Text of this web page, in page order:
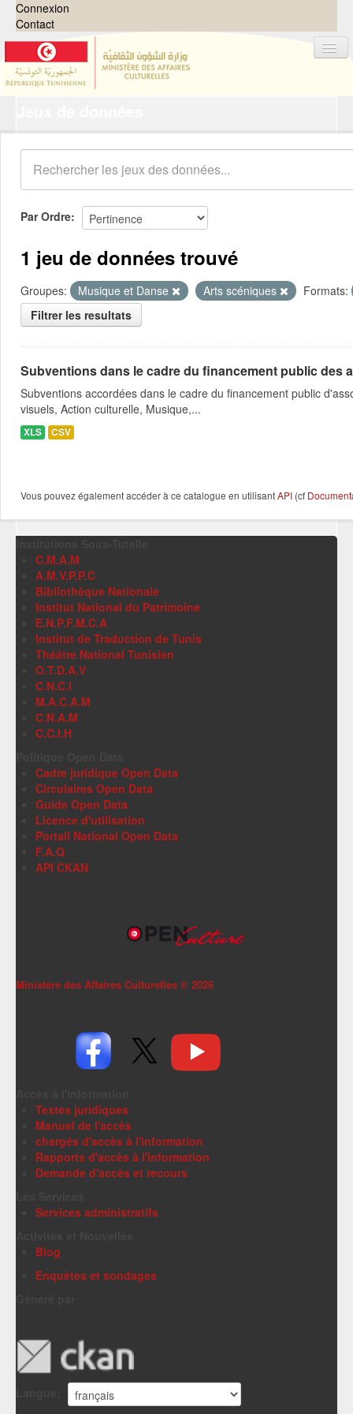
Connexion
Contact
Organisations
Groupes
Demandes 0
À propos
Par Ordre
1 jeu de données trouvé
Groupes: Musique et Danse Arts scéniques
Formats:
Filtrer les resultats
Subventions dans le cadre du financement public des
Subventions accordées dans le cadre du financement public
visuels, Action culturelle, Musique,...
XLS CSV
Vous pouvez également accéder à ce catalogue en utilisantAPI (cf
C.M.A.M
A.M.V.P.P.C
Bibliothèque Nationale
Institut National du Patrimoine
E.N.P.F.M.C.A
Institut de Traduction de Tunis
Théâtre National Tunisien
O.T.D.A.V
C.N.C.I
M.A.C.A.M
C.N.A.M
C.C.I.H
Cadre juridique Open Data
Circulaires Open Data
Guide Open Data
Licence d'utilisation
Portail National Open Data
F.A.Q
API CKAN
Ministère des Affaires Culturelles © 2026
Textes juridiques
Manuel de l'accès
chargés d'accès à l'information
Rapports d'accès à l'information
Demande d'accès et recours
Services administratifs
Blog
Enquêtes et sondages